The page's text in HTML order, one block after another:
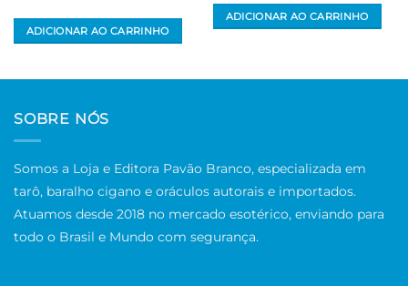
ADICIONAR AO CARRINHO
ADICIONAR AO CARRINHO
SOBRE NÓS
Somos a Loja e Editora Pavão Branco, especializada em
tarô, baralho cigano e oráculos autorais e importados.
Atuamos desde 2018 no mercado esotérico, enviando para
todo o Brasil e Mundo com segurança.